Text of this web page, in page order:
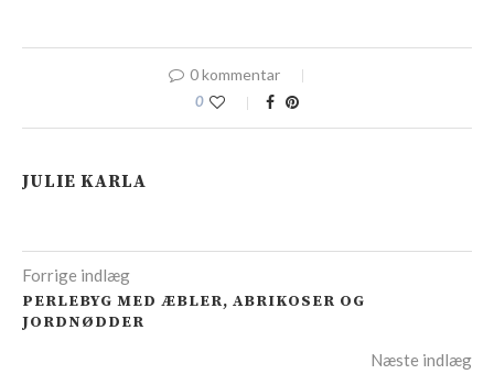
0 kommentar
0
JULIE KARLA
Forrige indlæg
PERLEBYG MED ÆBLER, ABRIKOSER OG
JORDNØDDER
Næste indlæg